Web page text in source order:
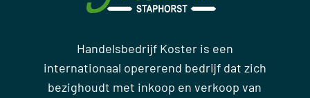
Handelsbedrijf Koster is een
internationaal opererend bedrijf dat zich
bezighoudt met inkoop en verkoop van